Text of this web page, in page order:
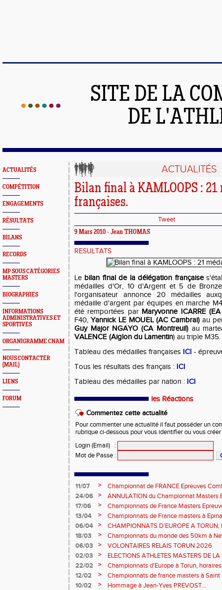
SITE DE LA
DE
ACTUALITÉS
COMPÉTITION
ENGAGEMENTS
RÉSULTATS
BILANS
RECORDS
MP SOUS CATÉGORIES
MASTERS
BIOGRAPHIES
INFORMATIONS
ADMINISTRATIVES ET
SPORTIVES
ORGANIGRAMME CNAM
NOUS CONTACTER
(MAIL)
LIENS
FORUM
ACTUALITÉS
Bilan final à KAMLOOPS : 21
françaises.
Tweet
9 Mars 2010 - Jean THOMAS
RESULTATS
Le bilan final de la délégation française
médailles d'Or, 10 d'Argent et 5 de
l'organisateur annonce 20 médailles
médaille d'argent par équipes en marche
été remportées par Maryvonne ICARRE
F40, Yannick LE MOUEL (AC Cambrai) au
Guy Major NGAYO (CA Montreuil)au
VALENCE (Aiglon du Lamentin) au triple M35.
Tableau des médailles françaises ICI -
Tous les résultats des français : ICI
Tableau des médailles par nation : ICI
les Réactions
Commentez cette actualité
Pour commenter une actualité il faut posséder un
rubrique ci-dessous pour vous identifier ou vous
Login (Email)
:
Mot de Passe :
11/07 >
Championnat de FRANCE Epreuves
et Marche CHATEAUROUX
24/06 >
ANNULATION du Championnat Masters
Châteauroux les 27-28 juin
17/06 >
Championnats de France Masters
fond long
13/04 >
Championnats de France masters à
prévisionnels, montée de barres et
06/04 >
CHAMPIONNATS D'EUROPE A
18/03
>
Championnats du monde des 50km à
Sébastien DOUMENC.
06/03 >
VOLONTAIRES RELAIS TORUN 2026
02/03
>
ELECTIONS ATHLETES MASTERS DE
2ème vote : athlètes hommes.
22/02 >
Championnats d'Europe à Torun,
informations...
12/02 >
Championnats de france masters à Saint
février 2026.
10/02 >
Hommage à Jean-Yves PREVOST...